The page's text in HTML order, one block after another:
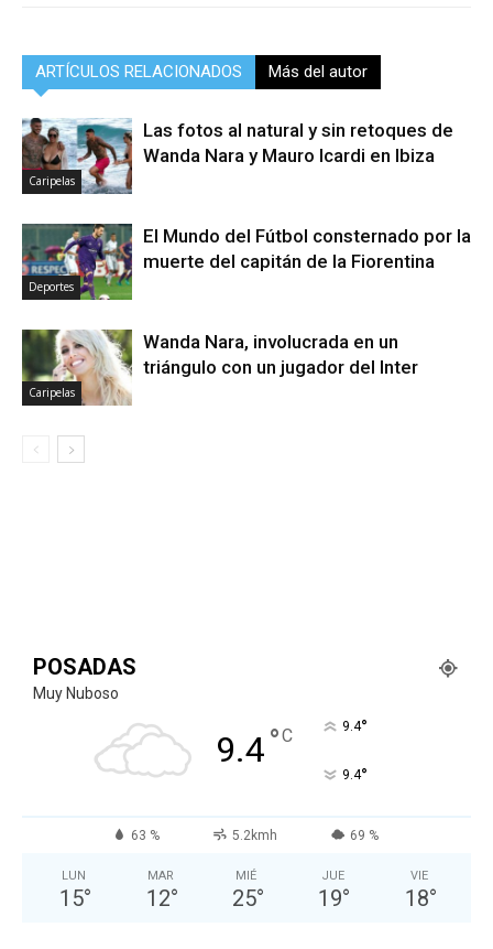
ARTÍCULOS RELACIONADOS Más del autor
Caripelas
Las fotos al natural y sin retoques de
Wanda Nara y Mauro Icardi en Ibiza
Deportes
El Mundo del Fútbol consternado por la
muerte del capitán de la Fiorentina
Caripelas
Wanda Nara, involucrada en un
triángulo con un jugador del Inter
POSADAS
Muy Nuboso
9.4°C 9.4°
9.4°
63 % 5.2kmh 69 %
LUN
15°
MAR
12°
MIÉ
25°
JUE
19°
VIE
18°